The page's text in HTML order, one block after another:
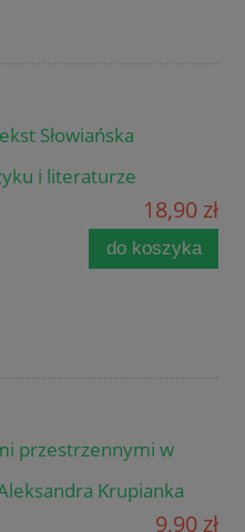
Słowiańska
i literaturze
18,90 zł
do koszyka
przestrzennymi w
Krupianka
9,90 zł